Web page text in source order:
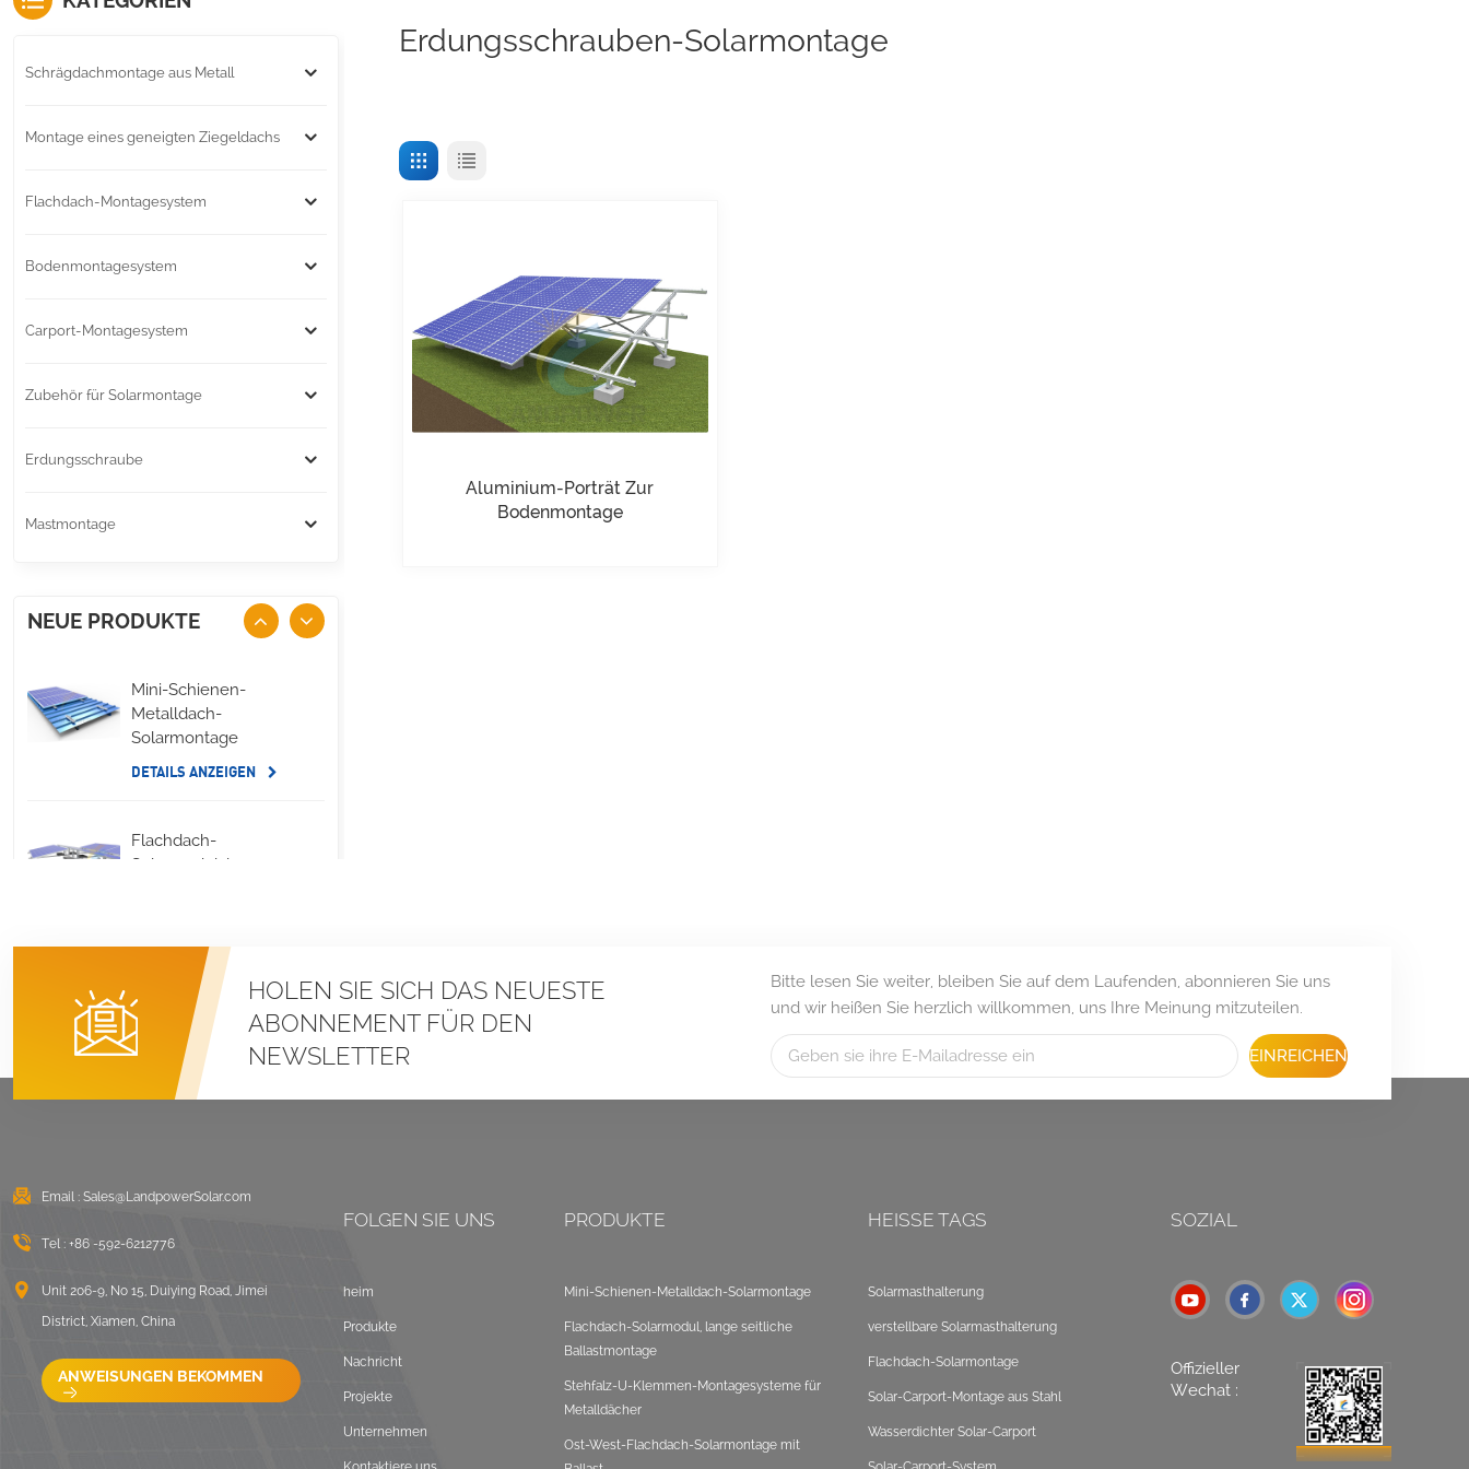
Erdungsschrauben-Solarmontage
Aluminium-Porträt Zur
Bodenmontage
Schrägdachmontage aus Metall
Montage eines geneigten Ziegeldachs
Flachdach-Montagesystem
Bodenmontagesystem
Carport-Montagesystem
Zubehör für Solarmontage
Erdungsschraube
Mastmontage
NEUE PRODUKTE
Mini-Schienen-
Metalldach-
Solarmontage
DETAILS ANZEIGEN
Flachdach-
Solarmodul, lange
Stehfalz-U-Klemmen-
Montagesysteme für
Metalldächer
DETAILS ANZEIGEN
Ballast
LongRail-
Montagesysteme für
DETAILS ANZEIGEN
HOLEN SIE SICH DAS NEUESTE
ABONNEMENT FÜR DEN
NEWSLETTER
Bitte lesen Sie weiter, bleiben Sie auf dem Laufenden, abonnieren Sie uns
und wir heißen Sie herzlich willkommen, uns Ihre Meinung mitzuteilen.
EINREICHEN
Email : Sales@LandpowerSolar.com
Tel : +86 -592-6212776
Unit 206-9, No 15, Duiying Road, Jimei
District, Xiamen, China
ANWEISUNGEN BEKOMMEN
FOLGEN SIE UNS
heim
Produkte
Nachricht
Projekte
Unternehmen
PRODUKTE
Mini-Schienen-Metalldach-Solarmontage
Flachdach-Solarmodul, lange seitliche
Ballastmontage
Stehfalz-U-Klemmen-Montagesysteme für
Metalldächer
Ost-West-Flachdach-Solarmontage mit
HEISSE TAGS
Solarmasthalterung
verstellbare Solarmasthalterung
Flachdach-Solarmontage
Solar-Carport-Montage aus Stahl
Wasserdichter Solar-Carport
SOZIAL
Offizieller
Wechat :